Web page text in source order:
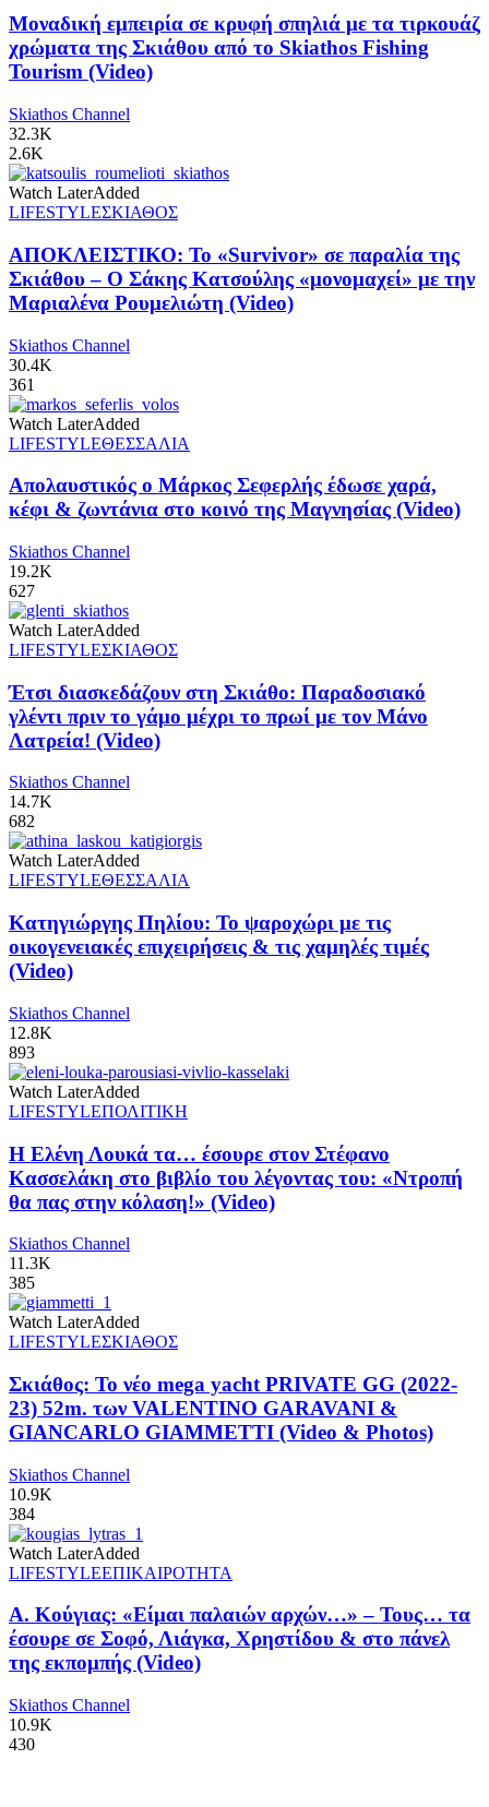
Μοναδική εμπειρία σε κρυφή σπηλιά με τα τιρκουάζ
χρώματα της Σκιάθου από το Skiathos Fishing
Tourism (Video)
Skiathos Channel
32.3K
2.6K
Watch LaterAdded
LIFESTYLEΣΚΙΑΘΟΣ
ΑΠΟΚΛΕΙΣΤΙΚΟ: Το «Survivor» σε παραλία της
Σκιάθου – Ο Σάκης Κατσούλης «μονομαχεί» με την
Μαριαλένα Ρουμελιώτη (Video)
Skiathos Channel
30.4K
361
Watch LaterAdded
LIFESTYLEΘΕΣΣΑΛΙΑ
Απολαυστικός ο Μάρκος Σεφερλής έδωσε χαρά,
κέφι & ζωντάνια στο κοινό της Μαγνησίας (Video)
Skiathos Channel
19.2K
627
Watch LaterAdded
LIFESTYLEΣΚΙΑΘΟΣ
Έτσι διασκεδάζουν στη Σκιάθο: Παραδοσιακό
γλέντι πριν το γάμο μέχρι το πρωί με τον Μάνο
Λατρεία! (Video)
Skiathos Channel
14.7K
682
Watch LaterAdded
LIFESTYLEΘΕΣΣΑΛΙΑ
Κατηγιώργης Πηλίου: Το ψαροχώρι με τις
οικογενειακές επιχειρήσεις & τις χαμηλές τιμές
(Video)
Skiathos Channel
12.8K
893
Watch LaterAdded
LIFESTYLEΠΟΛΙΤΙΚΗ
Η Ελένη Λουκά τα… έσουρε στον Στέφανο
Κασσελάκη στο βιβλίο του λέγοντας του: «Ντροπή
θα πας στην κόλαση!» (Video)
Skiathos Channel
11.3K
385
Watch LaterAdded
LIFESTYLEΣΚΙΑΘΟΣ
Σκιάθος: Το νέο mega yacht PRIVATE GG (2022-
23) 52m. των VALENTINO GARAVANI &
GIANCARLO GIAMMETTI (Video & Photos)
Skiathos Channel
10.9K
384
Watch LaterAdded
LIFESTYLEΕΠΙΚΑΙΡΟΤΗΤΑ
Α. Κούγιας: «Είμαι παλαιών αρχών…» – Τους… τα
έσουρε σε Σοφό, Λιάγκα, Χρηστίδου & στο πάνελ
της εκπομπής (Video)
Skiathos Channel
10.9K
430